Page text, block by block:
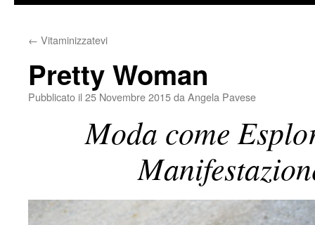
← Vitaminizzatevi
Pretty Woman
Pubblicato il 25 Novembre 2015da Angela Pavese
Moda come